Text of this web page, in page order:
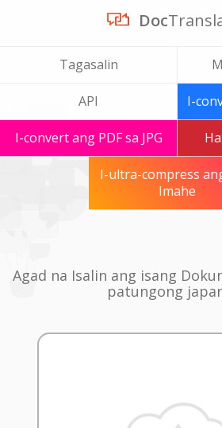
Doc
Tagasalin
API I-
I-convert ang PDF sa JPG
I-ultra-compress
Imahe
Agad na Isalin ang isang
patungong